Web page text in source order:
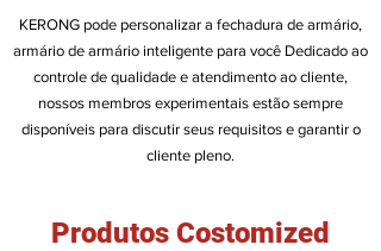
KERONG pode personalizar a fechadura de armário,
armário de armário inteligente para você Dedicado ao
controle de qualidade e atendimento ao cliente,
nossos membros experimentais estão sempre
disponíveis para discutir seus requisitos e garantir o
cliente pleno.
Produtos Costomized